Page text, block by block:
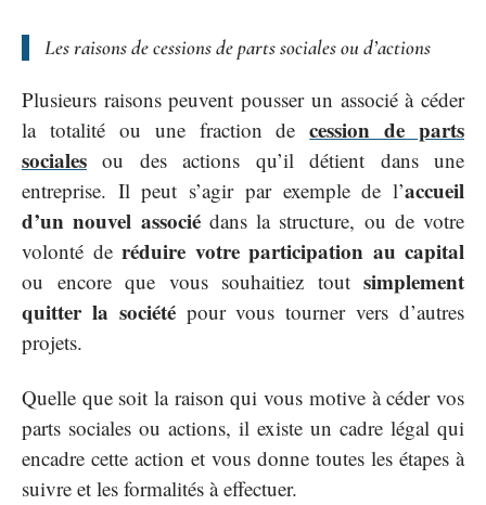
Les raisons de cessions de parts sociales ou d’actions
Plusieurs raisons peuvent pousser un associé à céder
la totalité ou une fraction decession de parts
sociales ou des actions qu’il détient dans une
entreprise. Il peut s’agir par exemple de l’accueil
d’un nouvel associé dans la structure, ou de votre
volonté de réduire votre participation au capital
ou encore que vous souhaitiez tout simplement
quitter la société pour vous tourner vers d’autres
projets.
Quelle que soit la raison qui vous motive à céder vos
parts sociales ou actions, il existe un cadre légal qui
encadre cette action et vous donne toutes les étapes à
suivre et les formalités à effectuer.